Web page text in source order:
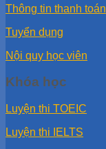
Thông tin thanh toán
Tuyển dụng
Nội quy học viên
Khóa học
Luyện thi TOEIC
Luyện thi IELTS